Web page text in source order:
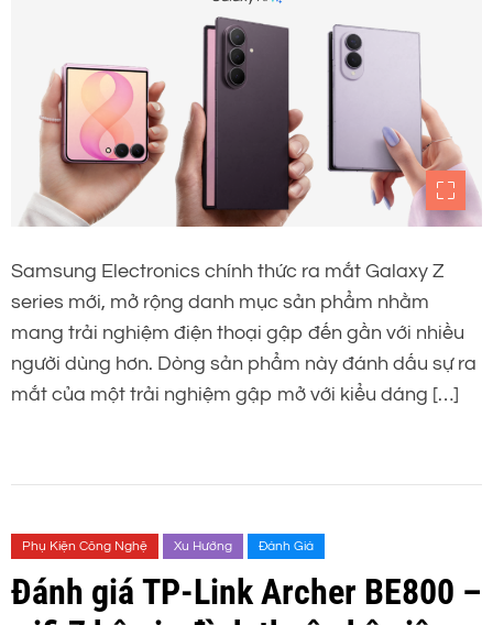
Samsung Electronics chính thức ra mắt Galaxy Z
series mới, mở rộng danh mục sản phẩm nhằm
mang trải nghiệm điện thoại gập đến gần với nhiều
người dùng hơn. Dòng sản phẩm này đánh dấu sự ra
mắt của một trải nghiệm gập mở với kiểu dáng […]
Phụ Kiện Công Nghệ Xu Hướng Đánh Giá
Đánh giá TP-Link Archer BE800 –